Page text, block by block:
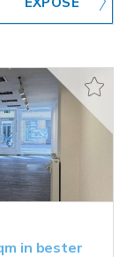
in bester